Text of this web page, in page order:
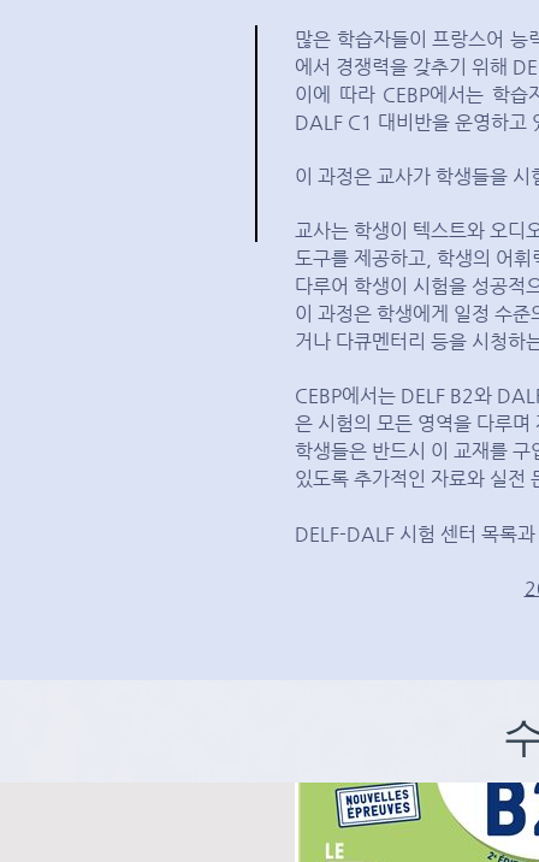
많은 학습자들이 프랑스어 능
에서 경쟁력을 갖추기 위해
이에 따라 CEBP에서는 학
DALF C1 대비반을 운영하고
이 과정은 교사가 학생들을
교사는 학생이 텍스트와 오디
도구를 제공하고, 학생의 어
다루어 학생이 시험을 성공적
이 과정은 학생에게 일정 수
거나 다큐멘터리 등을 시청하
CEBP에서는 DELF B2와
은 시험의 모든 영역을 다루
학생들은 반드시 이 교재를
있도록 추가적인 자료와 실전
DELF-DALF 시험 센터 목록